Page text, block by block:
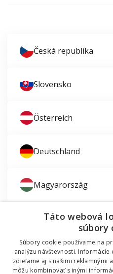
Česká republika
Slovensko
Österreich
Deutschland
Magyarország
© 2011 - 2026 TT
Zaujíma vás
Táto webová
súbory
Súbory cookie používame na
analýzu návštevnosti.
zdieľame aj s našimi reklamnými
môžu kombinovať s inými